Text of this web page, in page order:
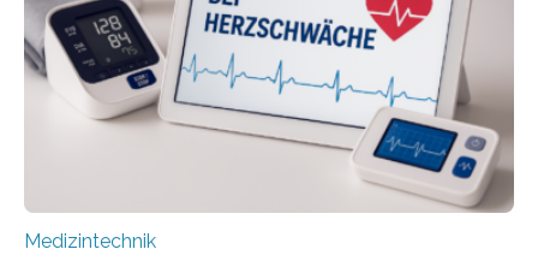
Fachpersonal. Für all diese Zielgruppen bietet sie
speziell zugeschnittene Informationen, um deren
digitale Gesundheitskompetenz zu steigern. MiHUBx ist
Medizintechnik